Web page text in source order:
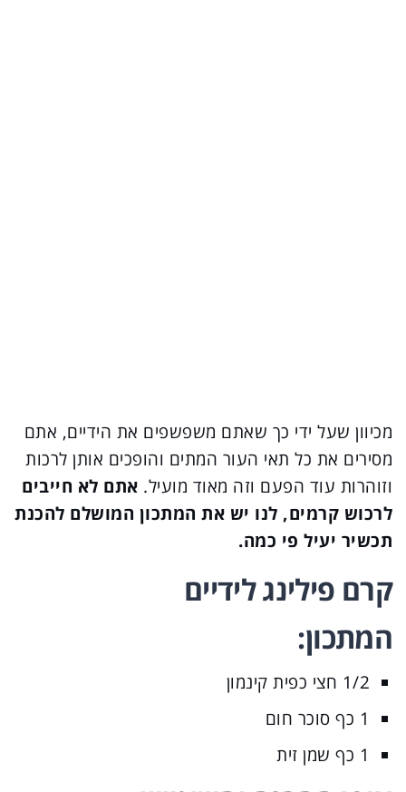
מכיוון שעל ידי כך שאתם משפשפים את הידיים, אתם
מסירים את כל תאי העור המתים והופכים אותן לרכות
וזוהרות עוד הפעם וזה מאוד מועיל. אתם לא חייבים
לרכוש קרמים, לנו יש את המתכון המושלם להכנת
תכשיר יעיל פי כמה.
קרם פילינג לידיים
המתכון:
1/2 חצי כפית קינמון
1 כף סוכר חום
1 כף שמן זית